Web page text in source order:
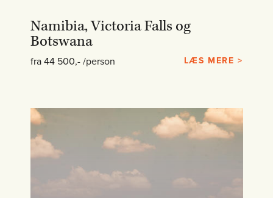
Namibia, Victoria Falls og
Botswana
fra 44 500,- /person LÆS MERE >